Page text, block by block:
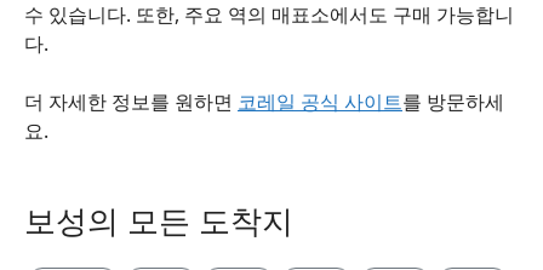
수 있습니다. 또한, 주요 역의 매표소에서도 구매 가능합니
다.
더 자세한 정보를 원하면 코레일 공식 사이트를 방문하세
요.
보성의 모든 도착지